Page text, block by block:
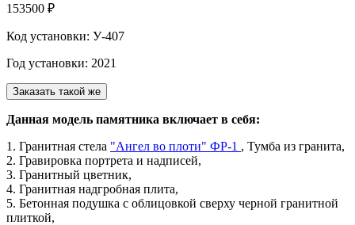
153500 ₽
Код установки: У-407
Год установки: 2021
Заказать такой же
Данная модель памятника включает в себя:
1. Гранитная стела "Ангел во плоти" ФР-1 , Тумба из гранита,
2. Гравировка портрета и надписей,
3. Гранитный цветник,
4. Гранитная надгробная плита,
5. Бетонная подушка с облицовкой сверху черной гранитной
плиткой,